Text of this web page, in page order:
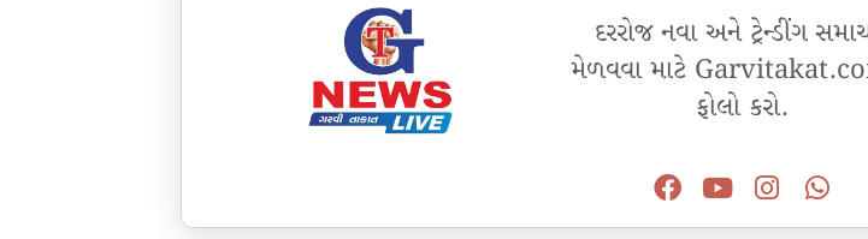
દરરોજ નવા અને ટ્રેન્ડીંગ
મેળવવા માટે
ફોલો કરો.